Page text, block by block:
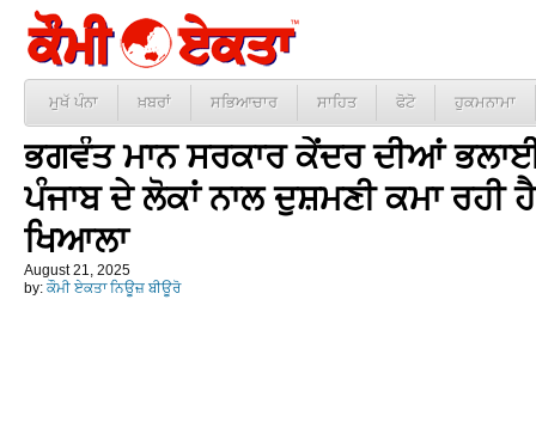
ਮੁਖੱ ਪੰਨਾ ਖ਼ਬਰਾਂ ਸਭਿਆਚਾਰ ਸਾਹਿਤ ਫੋਟੋ ਹੁਕਮਨਾਮਾ
ਭਗਵੰਤ ਮਾਨ ਸਰਕਾਰ ਕੇਂਦਰ ਦੀਆਂ
ਪੰਜਾਬ ਦੇ ਲੋਕਾਂ ਨਾਲ ਦੁਸ਼ਮਣੀ ਕਮਾ ਰਹੀ
ਖਿਆਲਾ
August 21, 2025
by: ਕੌਮੀ ਏਕਤਾ ਨਿਊਜ਼ ਬੀਊਰੋ